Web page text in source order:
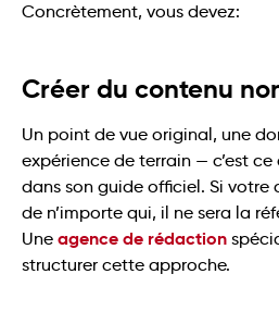
Concrètement, vous devez:
Créer du contenu
Un point de vue original, une
expérience de terrain — c’est
dans son guide officiel. Si votre
de n’importe qui, il ne sera la
Une agence de rédaction
structurer cette approche.